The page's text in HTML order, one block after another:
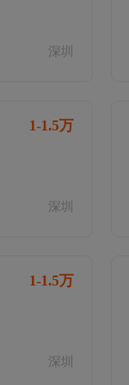
深圳
1-1.5万
深圳
1-1.5万
深圳